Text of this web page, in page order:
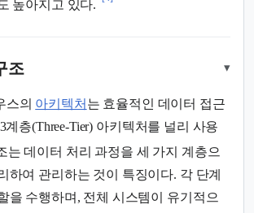
높아지고 있다.
조 ▾
스의 아키텍처 는 효율적인 데이터 접근
계층(Three-Tier) 아키텍처를 널리 사용
는 데이터 처리 과정을 세 가지 계층으
하여 관리하는 것이 특징이다. 각 단계
을 수행하며, 전체 시스템이 유기적으